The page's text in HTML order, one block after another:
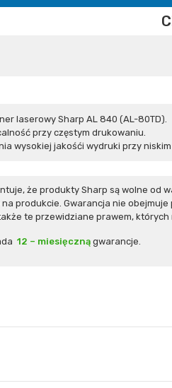
laserowy Sharp AL 840 (AL-80TD).
przy częstym drukowaniu.
wysokiej jakośći wydruki przy
że produkty Sharp są wolne od
produkcie. Gwarancja nie
te przewidziane prawem,
12 – miesięczną gwarancje.